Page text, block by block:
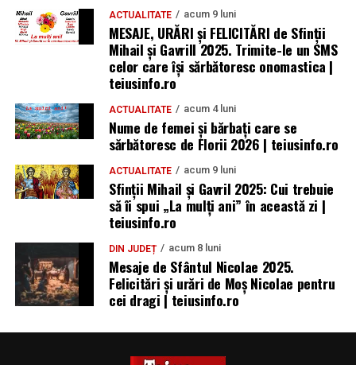
ACTUALITATE acum 9 luni
MESAJE, URĂRI și FELICITĂRI de Sfinții
Mihail și Gavrill 2025. Trimite-le un SMS
celor care își sărbătoresc onomastica |
teiusinfo.ro
ACTUALITATE acum 4 luni
Nume de femei și bărbați care se
sărbătoresc de Florii 2026 | teiusinfo.ro
ACTUALITATE acum 9 luni
Sfinții Mihail și Gavril 2025: Cui trebuie
să îi spui „La mulţi ani” în această zi |
teiusinfo.ro
DIN JUDEȚ acum 8 luni
Mesaje de Sfântul Nicolae 2025.
Felicitări și urări de Moș Nicolae pentru
cei dragi | teiusinfo.ro